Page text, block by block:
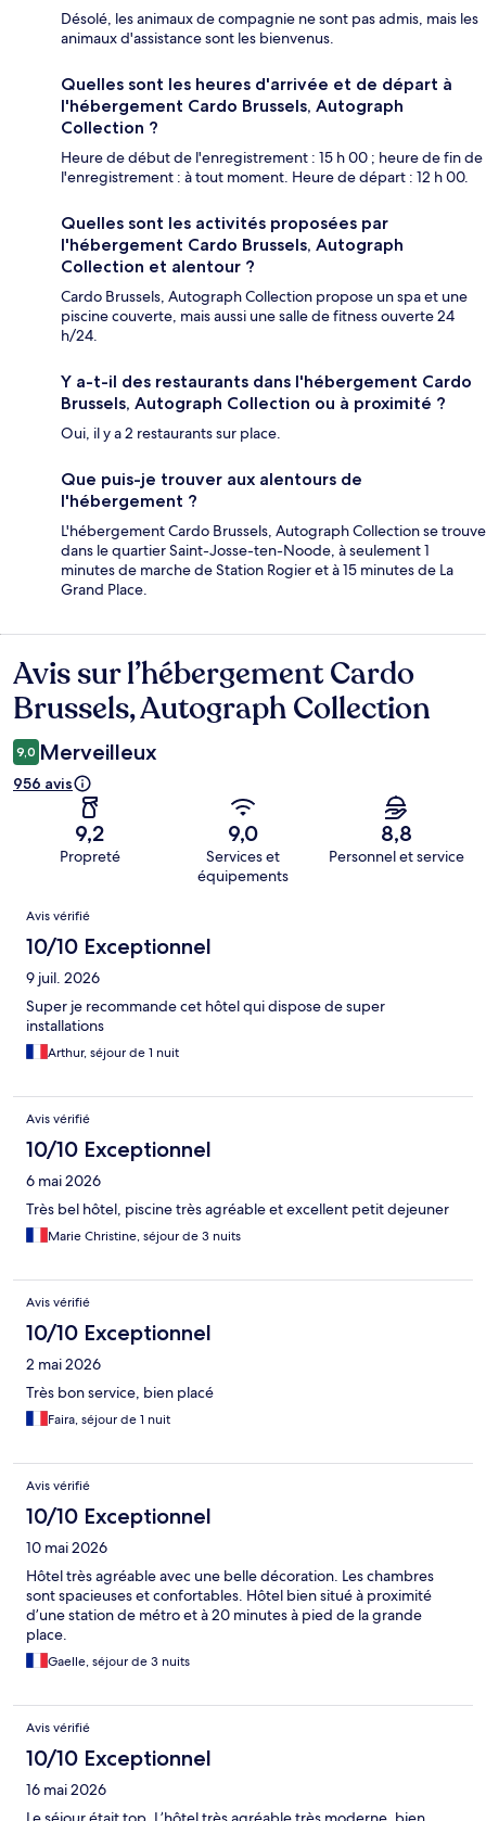
Désolé, les animaux de compagnie ne sont pas admis, mais les
animaux d'assistance sont les bienvenus.
Quelles sont les heures d'arrivée et de départ à
l'hébergement Cardo Brussels, Autograph
Collection ?
Heure de début de l'enregistrement : 15 h 00 ; heure de fin de
l'enregistrement : à tout moment. Heure de départ : 12 h 00.
Quelles sont les activités proposées par
l'hébergement Cardo Brussels, Autograph
Collection et alentour ?
Cardo Brussels, Autograph Collection propose un spa et une
piscine couverte, mais aussi une salle de fitness ouverte 24
h/24.
Y a-t-il des restaurants dans l'hébergement Cardo
Brussels, Autograph Collection ou à proximité ?
Oui, il y a 2 restaurants sur place.
Que puis-je trouver aux alentours de
l'hébergement ?
L'hébergement Cardo Brussels, Autograph Collection se trouve
dans le quartier Saint-Josse-ten-Noode, à seulement 1
minutes de marche de Station Rogier et à 15 minutes de La
Grand Place.
Avis
Avis sur l’hébergement Cardo
Brussels, Autograph Collection
9,0 Merveilleux
956 avis
9,2
Propreté
9,0
Services et
équipements
8,8
Personnel et service
Avis
Avis vérifié
10/10 Exceptionnel
9 juil. 2026
Super je recommande cet hôtel qui dispose de super
installations
Arthur, séjour de 1 nuit
Avis vérifié
10/10 Exceptionnel
6 mai 2026
Très bel hôtel, piscine très agréable et excellent petit dejeuner
Marie Christine, séjour de 3 nuits
Avis vérifié
10/10 Exceptionnel
2 mai 2026
Très bon service, bien placé
Faira, séjour de 1 nuit
Avis vérifié
10/10 Exceptionnel
10 mai 2026
Hôtel très agréable avec une belle décoration. Les chambres
sont spacieuses et confortables. Hôtel bien situé à proximité
d’une station de métro et à 20 minutes à pied de la grande
place.
Gaelle, séjour de 3 nuits
Avis vérifié
10/10 Exceptionnel
16 mai 2026